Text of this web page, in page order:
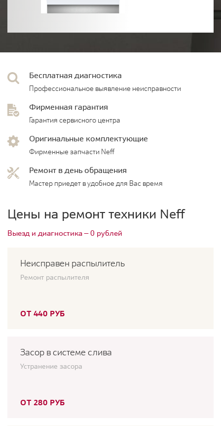
Бесплатная диагностика
Профессиональное выявление неисправности
Фирменная гарантия
Гарантия сервисного центра
Оригинальные комплектующие
Фирменные запчасти Neff
Ремонт в день обращения
Мастер приедет в удобное для Вас время
Цены на ремонт техники Neff
Выезд и диагностика — 0 рублей
Неисправен распылитель
Ремонт распылителя
ОТ 440 РУБ
Засор в системе слива
Устранение засора
ОТ 280 РУБ